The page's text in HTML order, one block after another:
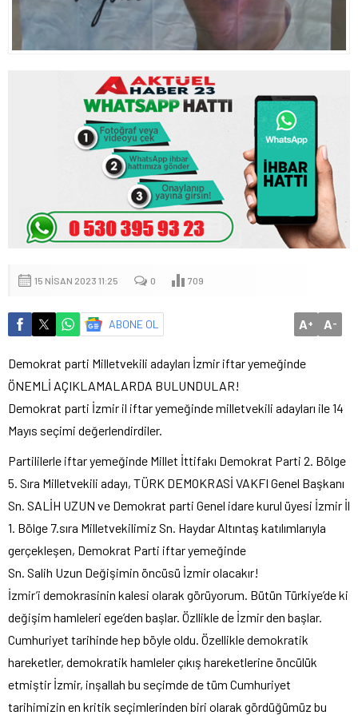
15 NISAN 2023 11:25 0 709
ABONE OL A+ A-
Demokrat parti Milletvekili adayları İzmir iftar yemeğinde
ÖNEMLİ AÇIKLAMALARDA BULUNDULAR!
Demokrat parti İzmir il iftar yemeğinde milletvekili adayları ile 14
Mayıs seçimi değerlendirdiler.
Partililerle iftar yemeğinde Millet İttifakı Demokrat Parti 2. Bölge
5. Sıra Milletvekili adayı, TÜRK DEMOKRASİ VAKFI Genel Başkanı
Sn. SALİH UZUN ve Demokrat parti Genel idare kurul üyesi İzmir İl
1. Bölge 7.sıra Milletvekilimiz Sn. Haydar Altıntaş katılımlarıyla
gerçekleşen, Demokrat Parti iftar yemeğinde
Sn. Salih Uzun Değişimin öncüsü İzmir olacakır!
İzmir’i demokrasinin kalesi olarak görüyorum. Bütün Türkiye’de ki
değişim hamleleri ege’den başlar. Özllikle de İzmir den başlar.
Cumhuriyet tarihinde hep böyle oldu. Özellikle demokratik
hareketler, demokratik hamleler çıkış hareketlerine öncülük
etmiştir İzmir, inşallah bu seçimde de tüm Cumhuriyet
tarihimizin en kritik seçimlerinden biri olarak gördüğümüz bu